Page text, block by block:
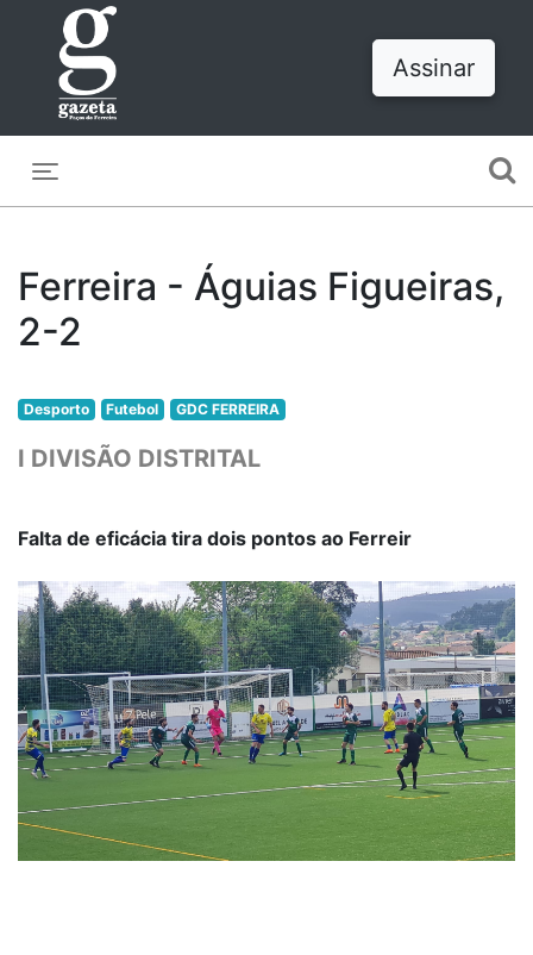
Assinar
Ferreira - Águias Figueiras,
2-2
Desporto Futebol GDC FERREIRA
I DIVISÃO DISTRITAL
Falta de eficácia tira dois pontos ao Ferreir